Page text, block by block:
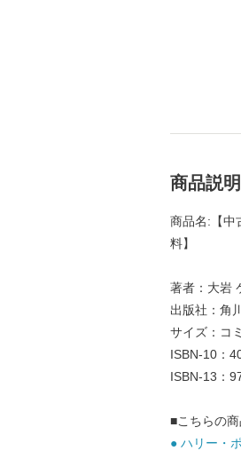
商品説明
商品名:【中
料】
著者：大岩
出版社：角
サイズ：コ
ISBN-10：
ISBN-13：
■こちらの
● ハリー・